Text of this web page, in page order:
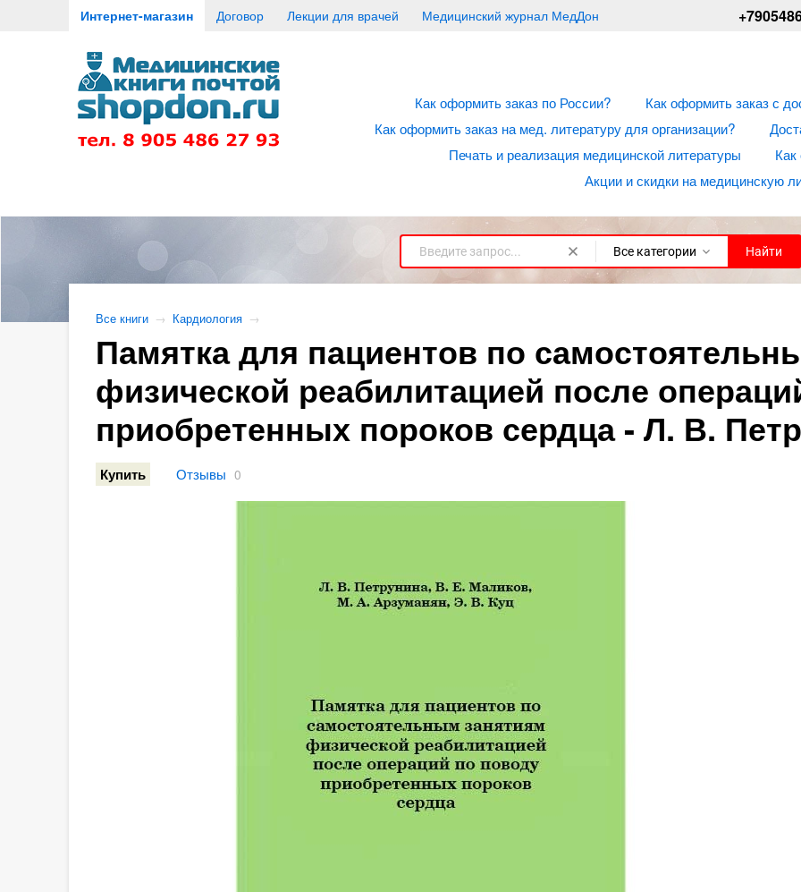
Интернет-магазин Договор Лекции для врачей Медицинский журнал МедДон
Как оформить заказ по России?
Как оформить заказ с
Как оформить заказ на мед. литературу для организации?
Печать и реализация медицинской литературы
Как
Акции и скидки на медицинскую
Все категории Найти
Все книги → Кардиология →
Памятка для пациентов по
физической реабилитацией после
приобретенных пороков сердца - Л. В.
Купить Отзывы 0